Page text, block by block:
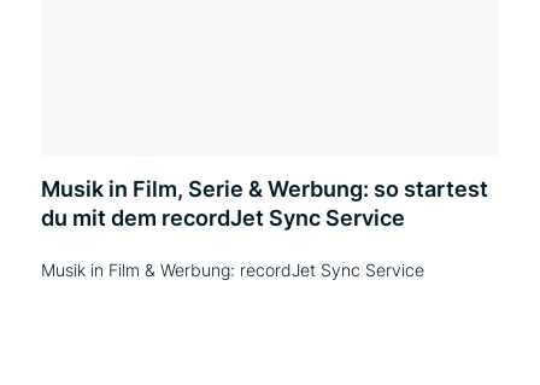
Musik in Film, Serie & Werbung: so startest
du mit dem recordJet Sync Service
Musik in Film & Werbung: recordJet Sync Service